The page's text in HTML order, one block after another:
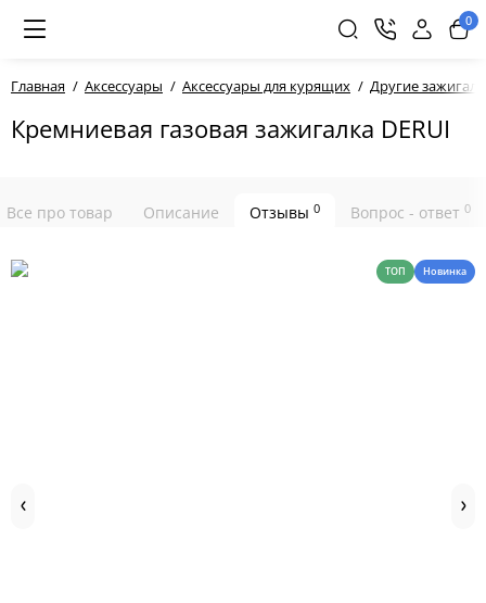
0
Главная Аксессуары Аксессуары для курящих Другие
Кремниевая газовая зажигалка DERUI
Все про товар Описание Отзывы 0 Вопрос - ответ 0
ТОП Новинка